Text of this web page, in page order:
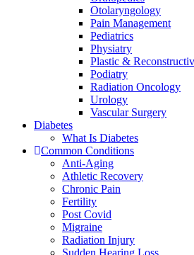
Otolaryngology
Pain Management
Pediatrics
Physiatry
Plastic &
Podiatry
Radiation Oncology
Urology
Vascular Surgery
Diabetes
What Is Diabetes
Common Conditions
Anti-Aging
Athletic Recovery
Chronic Pain
Fertility
Post Covid
Migraine
Radiation Injury
Sudden Hearing Loss